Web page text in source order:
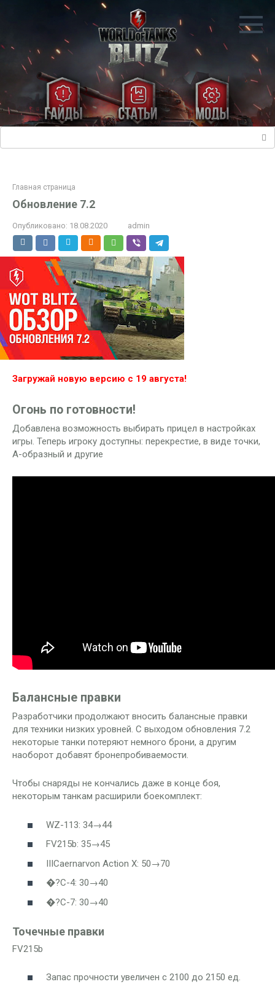
Главная страница
Обновление 7.2
Опубликовано: 18.08.2020 admin
Загружай новую версию с 19 августа!
Огонь по готовности!
Добавлена возможность выбирать прицел в настройках
игры. Теперь игроку доступны: перекрестие, в виде точки,
А-образный и другие
Балансные правки
Разработчики продолжают вносить балансные правки
для техники низких уровней. С выходом обновления 7.2
некоторые танки потеряют немного брони, а другим
наоборот добавят бронепробиваемости.
Чтобы снаряды не кончались даже в конце боя,
некоторым танкам расширили боекомплект:
WZ-113: 34→44
FV215b: 35→45
IIICaernarvon Action X: 50→70
�?С-4: 30→40
�?С-7: 30→40
Точечные правки
FV215b
Запас прочности увеличен с 2100 до 2150 ед.